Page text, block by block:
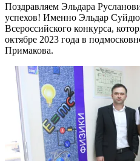
Поздравляем Эльдара
успехов! Именно Эльдар
Всероссийского конкурса,
октябре 2023 года в
Примакова.